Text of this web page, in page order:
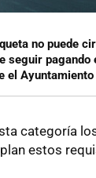
no puede
seguir pagando
el Ayuntamiento
categoría
estos